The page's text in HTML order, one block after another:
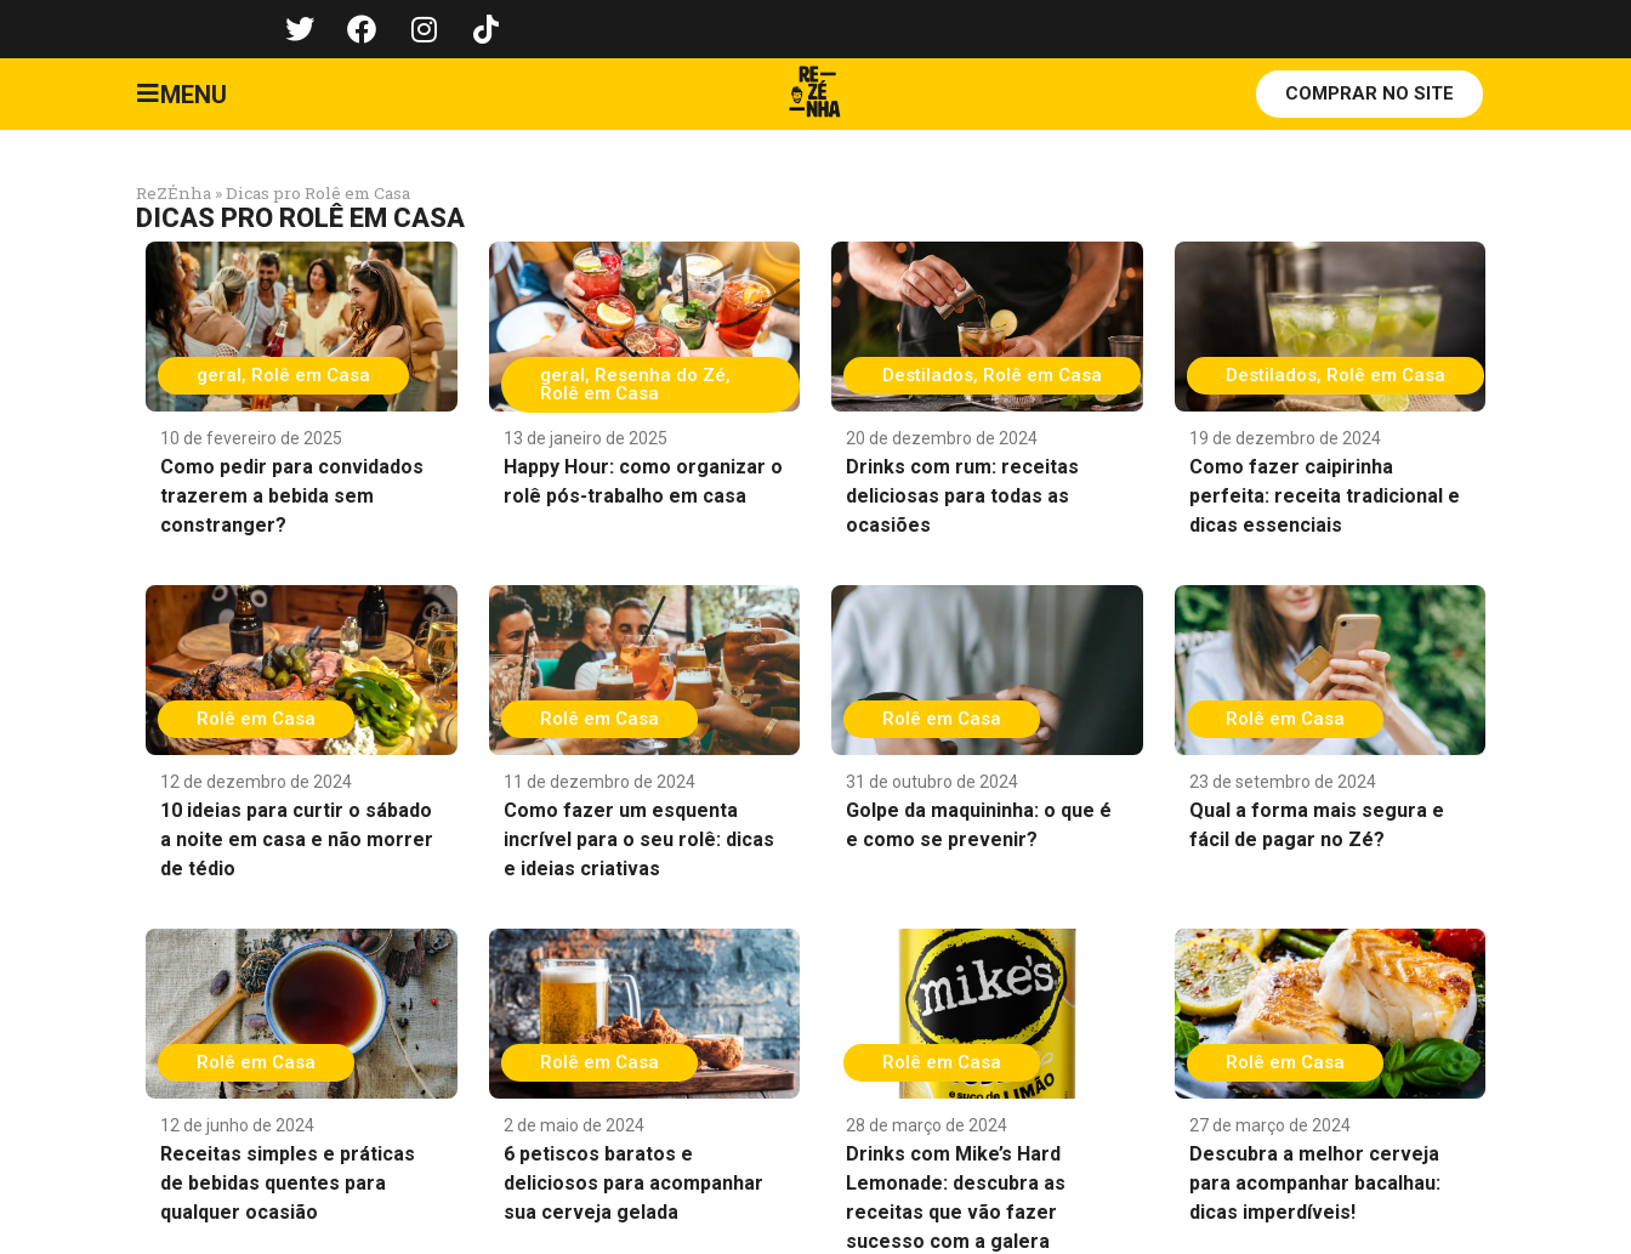
MENU COMPRAR NO SITE
ReZÉnha »Dicas pro Rolê em Casa
DICAS PRO ROLÊ EM CASA
geral, Rolê em Casa
10 de fevereiro de 2025
Como pedir para convidados
trazerem a bebida sem
constranger?
geral, Resenha do Zé,
Rolê em Casa
13 de janeiro de 2025
Happy Hour: como organizar o
rolê pós-trabalho em casa
Destilados, Rolê em Casa
20 de dezembro de 2024
Drinks com rum: receitas
deliciosas para todas as
ocasiões
Destilados, Rolê em Casa
19 de dezembro de 2024
Como fazer caipirinha
perfeita: receita tradicional e
dicas essenciais
Rolê em Casa
12 de dezembro de 2024
10 ideias para curtir o sábado
a noite em casa e não morrer
de tédio
Rolê em Casa
11 de dezembro de 2024
Como fazer um esquenta
incrível para o seu rolê: dicas
e ideias criativas
Rolê em Casa
31 de outubro de 2024
Golpe da maquininha: o que é
e como se prevenir?
Rolê em Casa
23 de setembro de 2024
Qual a forma mais segura e
fácil de pagar no Zé?
Rolê em Casa
12 de junho de 2024
Receitas simples e práticas
de bebidas quentes para
qualquer ocasião
Rolê em Casa
2 de maio de 2024
6 petiscos baratos e
deliciosos para acompanhar
sua cerveja gelada
Rolê em Casa
28 de março de 2024
Drinks com Mike’s Hard
Lemonade: descubra as
receitas que vão fazer
sucesso com a galera
Rolê em Casa
27 de março de 2024
Descubra a melhor cerveja
para acompanhar bacalhau:
dicas imperdíveis!